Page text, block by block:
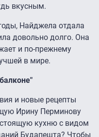
вкусным.
Найджела отдала
довольно долго. Она
и по-прежнему
в мире.
и новые рецепты
Ирину Перминову
кухню с видом
Будапешта? Чтобы